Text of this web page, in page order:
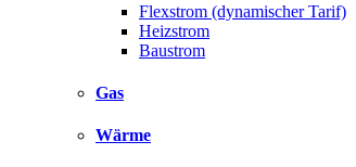
Flexstrom (dynamischer Tarif)
Heizstrom
Baustrom
Gas
Wärme